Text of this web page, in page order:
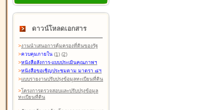
ดาวน์โหลดเอกสาร
>งานนำเสนอการคุ้มครองที่ดินของรัฐ
>ควบคุมภายใน (1) (2)
>หนังสือสังการ-แบบประเมินคุณภาพฯ
>หนังสือขอเชิญประชุมตาม มาตรา ๘ฯ
>แบบรายงานปรับปรุงข้อมูลทะเบียนที่ดิน
>โครงการตรวจสอบและปรับปรุงข้อมูล
ทะเบียนที่ดิน